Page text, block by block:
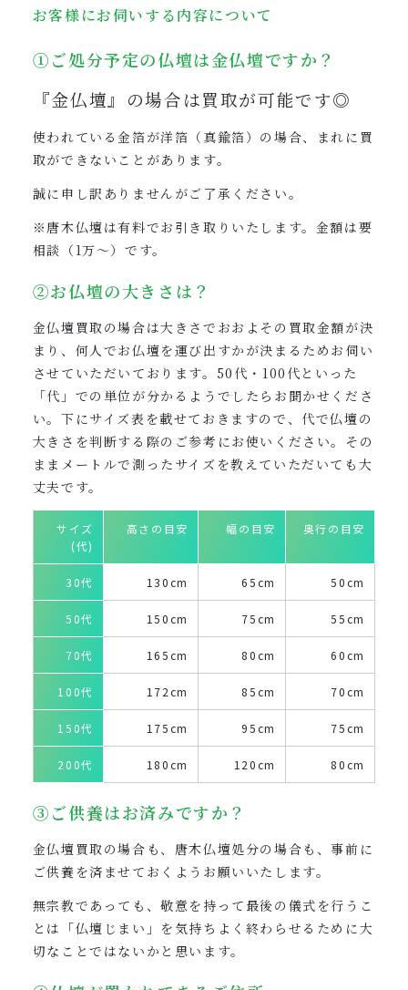
お客様にお伺いする内容について
①ご処分予定の仏壇は金仏壇ですか？
『金仏壇』の場合は買取が可能です◎
使われている金箔が洋箔（真鍮箔）の場合、まれに買
取ができないことがあります。
誠に申し訳ありませんがご了承ください。
※唐木仏壇は有料でお引き取りいたします。金額は要
相談（1万〜）です。
②お仏壇の大きさは？
金仏壇買取の場合は大きさでおおよその買取金額が決
まり、何人でお仏壇を運び出すかが決まるためお伺い
させていただいております。50代・100代といった
「代」での単位が分かるようでしたらお聞かせくださ
い。下にサイズ表を載せておきますので、代で仏壇の
大きさを判断する際のご参考にお使いください。その
ままメートルで測ったサイズを教えていただいても大
丈夫です。
サイズ
(代)
高さの目安 幅の目安 奥行の目安
30代 130cm 65cm 50cm
50代 150cm 75cm 55cm
70代 165cm 80cm 60cm
100代 172cm 85cm 70cm
150代 175cm 95cm 75cm
200代 180cm 120cm 80cm
③ご供養はお済みですか？
金仏壇買取の場合も、唐木仏壇処分の場合も、事前に
ご供養を済ませておくようお願いいたします。
無宗教であっても、敬意を持って最後の儀式を行うこ
とは「仏壇じまい」を気持ちよく終わらせるために大
切なことではないかと思います。